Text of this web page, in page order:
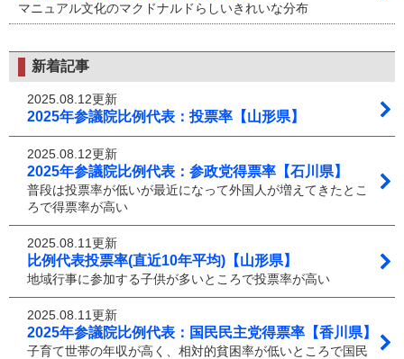
マニュアル文化のマクドナルドらしいきれいな分布
新着記事
2025.08.12更新
2025年参議院比例代表：投票率【山形県】
2025.08.12更新
2025年参議院比例代表：参政党得票率【石川県】
普段は投票率が低いが最近になって外国人が増えてきたとこ
ろで得票率が高い
2025.08.11更新
比例代表投票率(直近10年平均)【山形県】
地域行事に参加する子供が多いところで投票率が高い
2025.08.11更新
2025年参議院比例代表：国民民主党得票率【香川県】
子育て世帯の年収が高く、相対的貧困率が低いところで国民